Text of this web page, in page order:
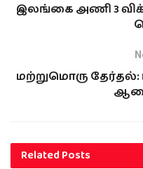
இலங்கை அணி 3
மற்றுமொரு
RelatedPosts